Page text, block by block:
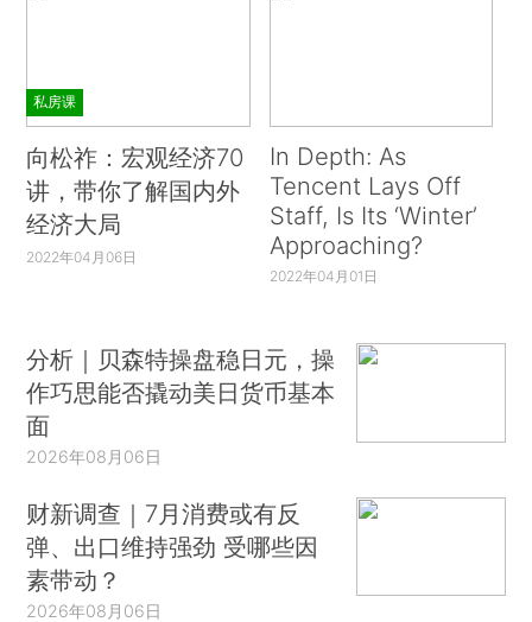
私房课
向松祚：宏观经济70
讲，带你了解国内外
经济大局
2022年04月06日
In Depth: As
Tencent Lays Off
Staff, Is Its ‘Winter’
Approaching?
2022年04月01日
分析｜贝森特操盘稳日元，操
作巧思能否撬动美日货币基本
面
2026年08月06日
财新调查｜7月消费或有反
弹、出口维持强劲 受哪些因
素带动？
2026年08月06日